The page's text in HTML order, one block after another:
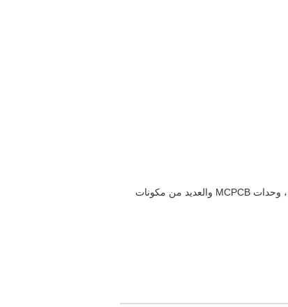
2. نظام تزويد كامل مع مجموعة كاملة من المنتجات ، من المصابيح عالية الطاقة ، العدسة الضوئية التي تقودها ، برامج التشغيل الثابتة ، وحدات MCPCB والعديد من مكونات